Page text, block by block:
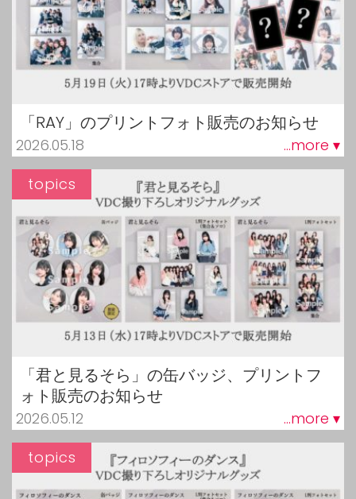
「RAY」のプリントフォト販売のお知らせ
2026.05.18 ...more ▾
「君と見るそら」の缶バッジ、プリントフ
ォト販売のお知らせ
2026.05.12 ...more ▾
topics
topics